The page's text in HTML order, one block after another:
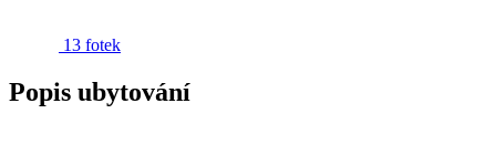
13 fotek
Popis ubytování